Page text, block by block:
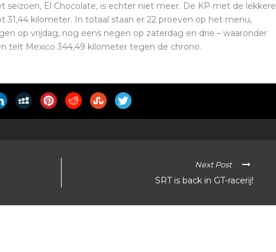
El Chocolate, is echter niet meer. De KP met de lekkere
31,44 kilometer. In totaal staan er 22 proeven op het menu,
op vrijdag, nog eens negen op zaterdag en drie – waaronder
telt Mexico 344,49 kilometer tegen de chrono.
Next Post
SRT is back in GT-racerij!